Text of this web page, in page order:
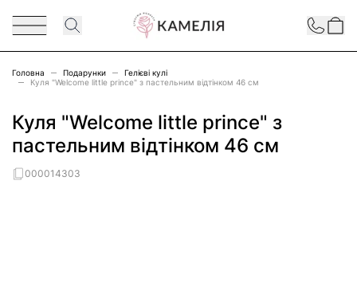
Contact
Головна Подарунки
Гелієві кулі
Куля "Welcome little prince" з пастельним відтінком 46 см
Куля "Welcome little prince" з
пастельним відтінком 46 см
000014303